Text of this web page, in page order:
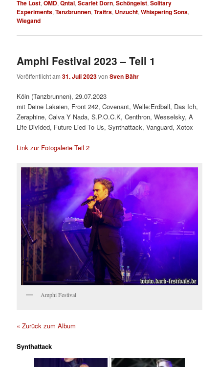
The Lost,OMD,Qntal,Scarlet Dorn,Schöngeist,Solitary
Experiments,Tanzbrunnen,Traitrs, Unzucht,Whispering Sons,
Wiegand
Amphi Festival 2023 – Teil 1
Veröffentlicht am31. Juli 2023vonSven Bähr
Köln (Tanzbrunnen), 29.07.2023
mit Deine Lakaien, Front 242, Covenant, Welle:Erdball, Das Ich,
Zeraphine, Calva Y Nada, S.P.O.C.K, Centhron, Wesselsky, A
Life Divided, Future Lied To Us, Synthattack, Vanguard, Xotox
Link zur Fotogalerie Teil 2
Amphi Festival
« Zurück zum Album
Synthattack